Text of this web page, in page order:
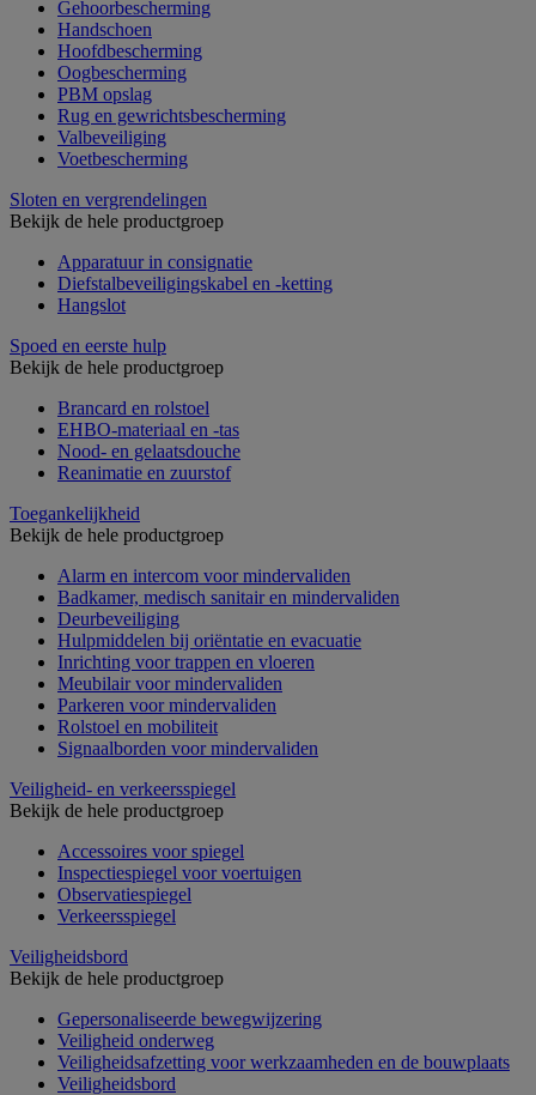
Gehoorbescherming
Handschoen
Hoofdbescherming
Oogbescherming
PBM opslag
Rug en gewrichtsbescherming
Valbeveiliging
Voetbescherming
Sloten en vergrendelingen
Bekijk de hele productgroep
Apparatuur in consignatie
Diefstalbeveiligingskabel en -ketting
Hangslot
Spoed en eerste hulp
Bekijk de hele productgroep
Brancard en rolstoel
EHBO-materiaal en -tas
Nood- en gelaatsdouche
Reanimatie en zuurstof
Toegankelijkheid
Bekijk de hele productgroep
Alarm en intercom voor mindervaliden
Badkamer, medisch sanitair en mindervaliden
Deurbeveiliging
Hulpmiddelen bij oriëntatie en evacuatie
Inrichting voor trappen en vloeren
Meubilair voor mindervaliden
Parkeren voor mindervaliden
Rolstoel en mobiliteit
Signaalborden voor mindervaliden
Veiligheid- en verkeersspiegel
Bekijk de hele productgroep
Accessoires voor spiegel
Inspectiespiegel voor voertuigen
Observatiespiegel
Verkeersspiegel
Veiligheidsbord
Bekijk de hele productgroep
Gepersonaliseerde bewegwijzering
Veiligheid onderweg
Veiligheidsafzetting voor werkzaamheden en de bouwplaats
Veiligheidsbord